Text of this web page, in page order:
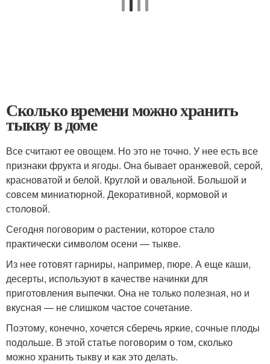
Сколько времени можно хранить
тыкву в доме
Все считают ее овощем. Но это не точно. У нее есть все
признаки фрукта и ягоды. Она бывает оранжевой, серой,
красноватой и белой. Круглой и овальной. Большой и
совсем миниатюрной. Декоративной, кормовой и
столовой.
Сегодня поговорим о растении, которое стало
практически символом осени — тыкве.
Из нее готовят гарниры, например, пюре. А еще каши,
десерты, используют в качестве начинки для
приготовления выпечки. Она не только полезная, но и
вкусная — не слишком частое сочетание.
Поэтому, конечно, хочется сберечь яркие, сочные плоды
подольше. В этой статье поговорим о том, сколько
можно хранить тыкву и как это делать.